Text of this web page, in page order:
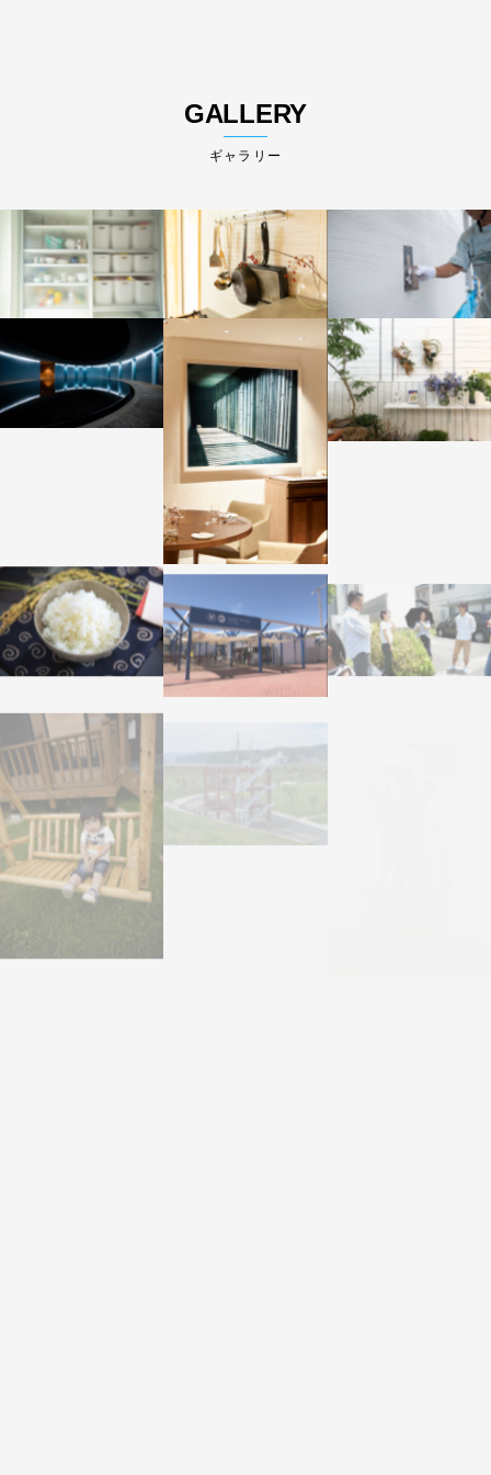
GALLERY
ギャラリー